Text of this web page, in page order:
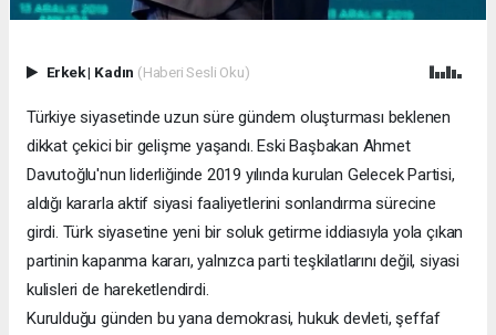
Erkek| Kadın (Haberi Sesli Oku)
Türkiye siyasetinde uzun süre gündem oluşturması beklenen
dikkat çekici bir gelişme yaşandı. Eski Başbakan Ahmet
Davutoğlu'nun liderliğinde 2019 yılında kurulan Gelecek Partisi,
aldığı kararla aktif siyasi faaliyetlerini sonlandırma sürecine
girdi. Türk siyasetine yeni bir soluk getirme iddiasıyla yola çıkan
partinin kapanma kararı, yalnızca parti teşkilatlarını değil, siyasi
kulisleri de hareketlendirdi.
Kurulduğu günden bu yana demokrasi, hukuk devleti, şeffaf